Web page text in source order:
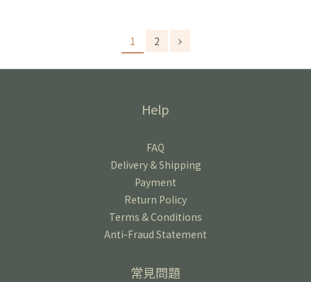
1 2
Help
FAQ
Delivery & Shipping
Payment
Return Policy
Terms & Conditions
Anti-Fraud Statement
常見問題